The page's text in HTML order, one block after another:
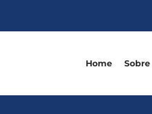
Home Sobre